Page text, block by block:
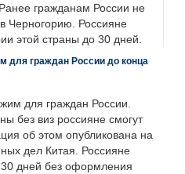
гражданам России не
Черногорию. Россияне
этой страны до 30 дней.
для граждан России до конца
для граждан России.
без виз россияне смогут
об этом опубликована на
дел Китая. Россияне
30 дней без оформления